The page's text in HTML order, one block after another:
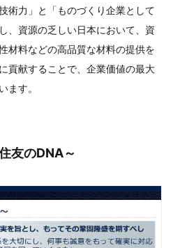
術力」と「ものづくり企業として
、資源の乏しい日本において、資
材料などの高品質な材料の提供を
貢献することで、企業価値の最大
ます。
友のDNA～